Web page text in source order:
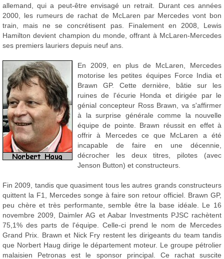
allemand, qui a peut-être envisagé un retrait. Durant ces années
2000, les rumeurs de rachat de McLaren par Mercedes vont bon
train, mais ne se concrétisent pas. Finalement en 2008, Lewis
Hamilton devient champion du monde, offrant à McLaren-Mercedes
ses premiers lauriers depuis neuf ans.
En 2009, en plus de McLaren, Mercedes
motorise les petites équipes Force India et
Brawn GP. Cette dernière, bâtie sur les
ruines de l'écurie Honda et dirigée par le
génial concepteur Ross Brawn, va s'affirmer
à la surprise générale comme la nouvelle
équipe de pointe. Brawn réussit en effet à
offrir à Mercedes ce que McLaren a été
incapable de faire en une décennie,
décrocher les deux titres, pilotes (avec
Jenson Button) et constructeurs.
Fin 2009, tandis que quasiment tous les autres grands constructeurs
quittent la F1, Mercedes songe à faire son retour officiel. Brawn GP,
peu chère et très performante, semble être la base idéale. Le 16
novembre 2009, Daimler AG et Aabar Investments PJSC rachètent
75,1% des parts de l'équipe. Celle-ci prend le nom de Mercedes
Grand Prix. Brawn et Nick Fry restent les dirigeants du team tandis
que Norbert Haug dirige le département moteur. Le groupe pétrolier
malaisien Petronas est le sponsor principal. Ce rachat suscite